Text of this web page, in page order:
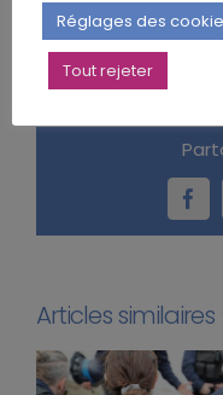
réalité politique,
Articles similaires
Réglages des
Tout rejeter